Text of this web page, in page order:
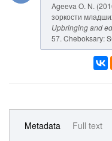
Ageeva O. N.
зоркости
Upbringing and
57. Cheboksary:
Metadata Full text